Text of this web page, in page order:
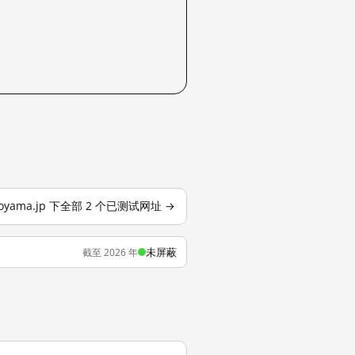
下全部 2 个已测试网址 →
截至 2026 年 未屏蔽